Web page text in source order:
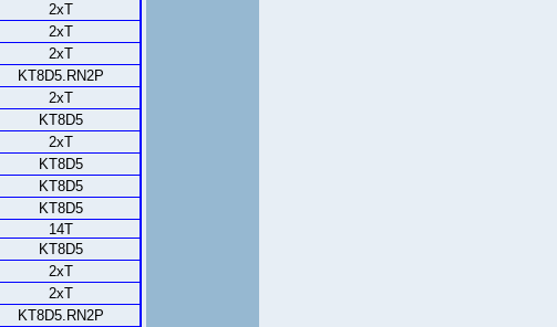
2xT
2xT
2xT
KT8D5.RN2P
2xT
KT8D5
2xT
KT8D5
KT8D5
KT8D5
14T
KT8D5
2xT
2xT
KT8D5.RN2P